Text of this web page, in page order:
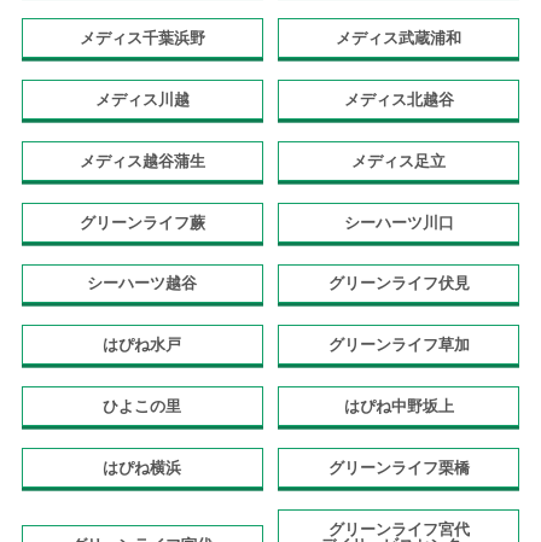
メディス千葉浜野 メディス武蔵浦和
メディス川越 メディス北越谷
メディス越谷蒲生 メディス足立
グリーンライフ蕨 シーハーツ川口
シーハーツ越谷 グリーンライフ伏見
はぴね水戸 グリーンライフ草加
ひよこの里 はぴね中野坂上
はぴね横浜 グリーンライフ栗橋
グリーンライフ宮代